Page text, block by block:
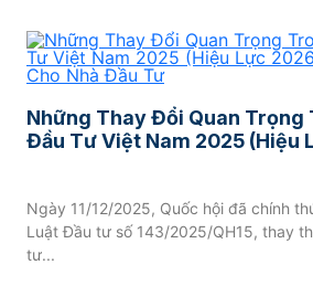
Những Thay Đổi Quan Trọng
Đầu Tư Việt Nam 2025 (Hiệu
Ngày 11/12/2025, Quốc hội đã chính
Luật Đầu tư số 143/2025/QH15, thay
tư...